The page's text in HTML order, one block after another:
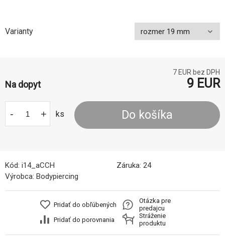
Varianty
7 EUR bez DPH
Na dopyt 9 EUR
- + ks Do košíka
Kód: i14_aCCH Záruka: 24
Výrobca: Bodypiercing
Pridať do obľúbených
Pridať do porovnania
Otázka pre
predajcu
Stráženie
produktu